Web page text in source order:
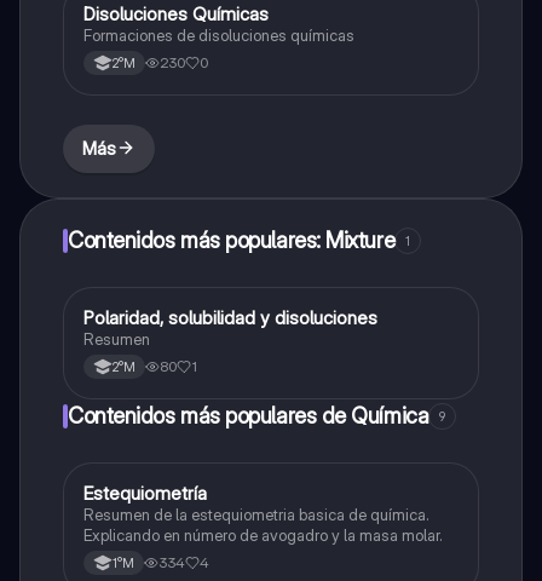
Química
Disoluciones Químicas
Formaciones de disoluciones químicas
2°M 230 0
Más
Contenidos más populares: Mixture 1
Química
Polaridad, solubilidad y disoluciones
Resumen
2°M 80 1
Contenidos más populares de Química 9
Química
Estequiometría
Resumen de la estequiometria basica de química.
Explicando en número de avogadro y la masa molar.
1°M 334 4